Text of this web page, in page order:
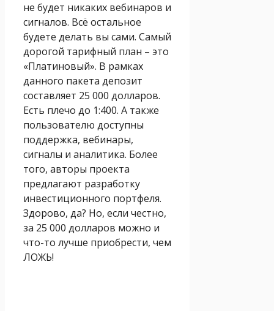
не будет никаких вебинаров и
сигналов. Всё остальное
будете делать вы сами. Самый
дорогой тарифный план – это
«Платиновый». В рамках
данного пакета депозит
составляет 25 000 долларов.
Есть плечо до 1:400. А также
пользователю доступны
поддержка, вебинары,
сигналы и аналитика. Более
того, авторы проекта
предлагают разработку
инвестиционного портфеля.
Здорово, да? Но, если честно,
за 25 000 долларов можно и
что-то лучше приобрести, чем
ЛОЖЬ!